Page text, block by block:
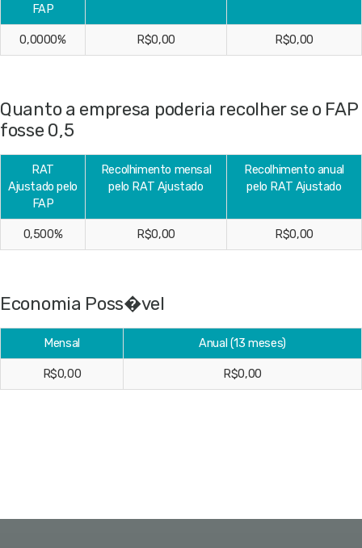
FAP
0,0000% R$0,00 R$0,00
Quanto a empresa poderia recolher se o FAP
fosse 0,5
RAT
Ajustado pelo
FAP
Recolhimento mensal
pelo RAT Ajustado
Recolhimento anual
pelo RAT Ajustado
0,500% R$0,00 R$0,00
Economia Poss�vel
Mensal Anual (13 meses)
R$0,00 R$0,00